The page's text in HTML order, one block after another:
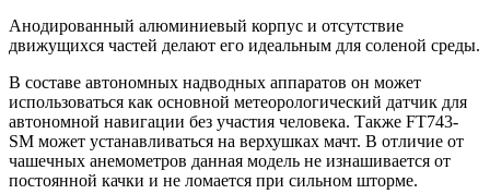
Анодированный алюминиевый корпус и отсутствие
движущихся частей делают его идеальным для соленой среды.
В составе автономных надводных аппаратов он может
использоваться как основной метеорологический датчик для
автономной навигации без участия человека. Также FT743-
SM может устанавливаться на верхушках мачт. В отличие от
чашечных анемометров данная модель не изнашивается от
постоянной качки и не ломается при сильном шторме.